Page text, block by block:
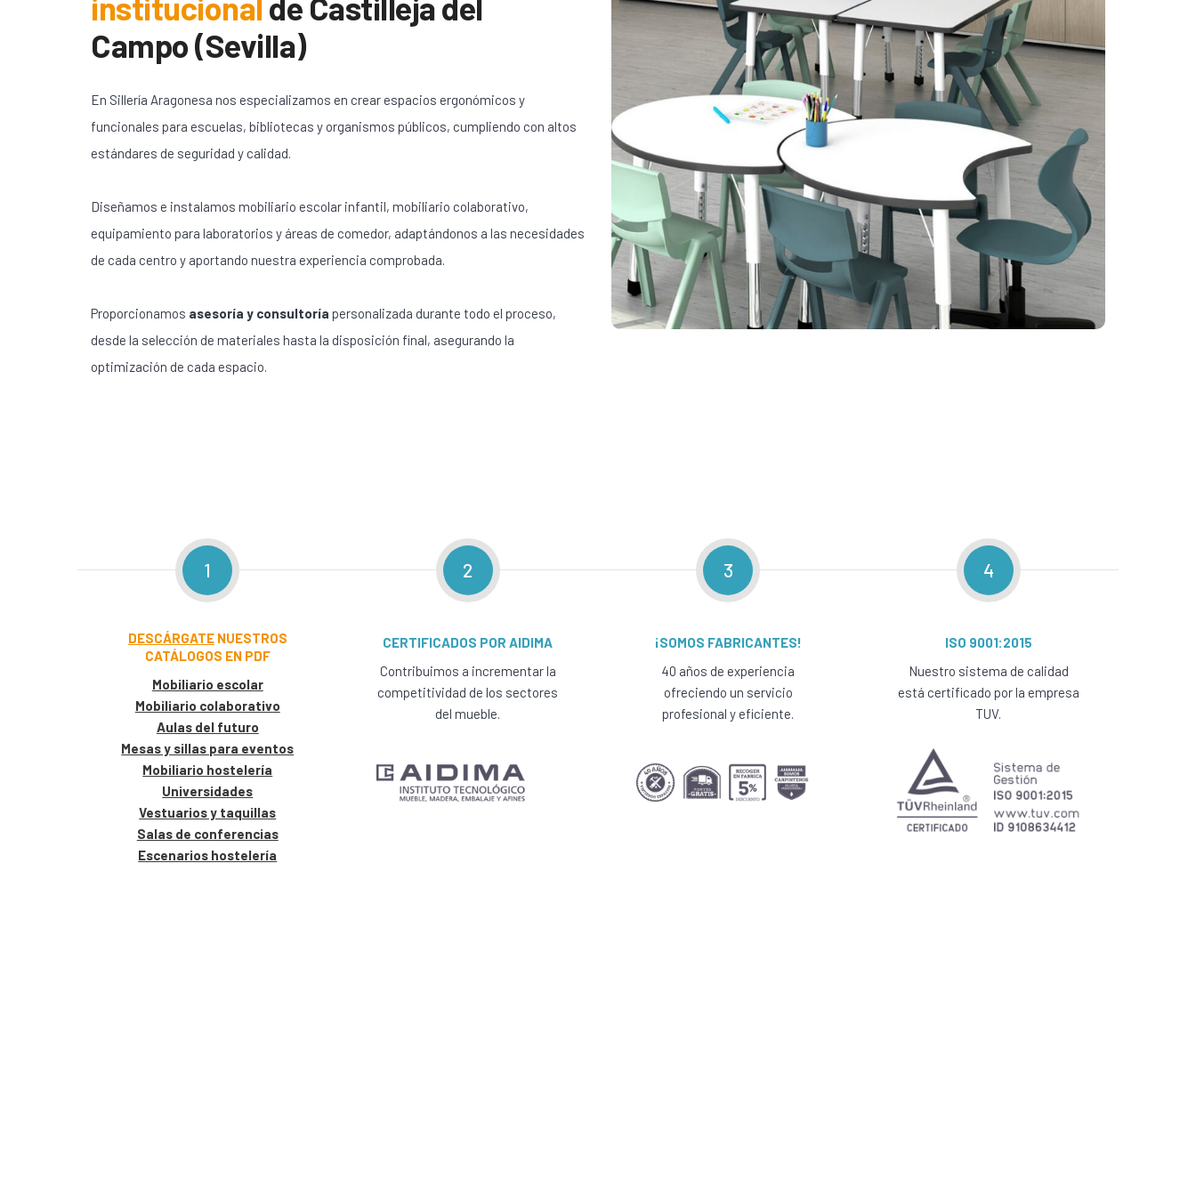
Campo (Sevilla)
En Sillería Aragonesa nos especializamos en crear espacios ergonómicos y
funcionales para escuelas, bibliotecas y organismos públicos, cumpliendo con altos
estándares de seguridad y calidad.
Diseñamos e instalamos mobiliario escolar infantil, mobiliario colaborativo,
equipamiento para laboratorios y áreas de comedor, adaptándonos a las necesidades
de cada centro y aportando nuestra experiencia comprobada.
Proporcionamos asesoría y consultoría personalizada durante todo el proceso,
desde la selección de materiales hasta la disposición final, asegurando la
optimización de cada espacio.
1
DESCÁRGATENUESTROS
CATÁLOGOS EN PDF
Mobiliario escolar
Mobiliario colaborativo
Aulas del futuro
Mesas y sillas para eventos
Mobiliario hostelería
Universidades
Vestuarios y taquillas
Salas de conferencias
Escenarios hostelería
2
CERTIFICADOS POR AIDIMA
Contribuimos a incrementar la
competitividad de los sectores
del mueble.
3
¡SOMOS FABRICANTES!
40 años de experiencia
ofreciendo un servicio
profesional y eficiente.
4
ISO 9001:2015
Nuestro sistema de calidad
está certificado por la empresa
TUV.